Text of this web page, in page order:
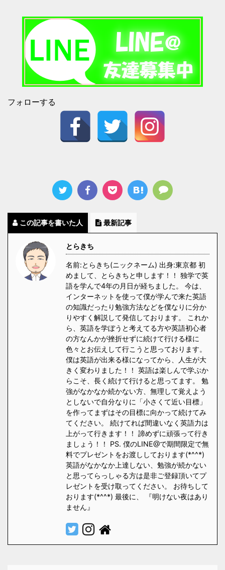
フォローする
この記事を書いた人 最新記事
とらきち
名前:とらきち(ニックネーム) 出身:東京都 初
めまして、とらきちと申します！！ 独学で英
語を学んで4年の月日が経ちました。 今は、
インターネットを使って僕が学んで来た英語
の知識だったり勉強方法などを僕なりに分か
りやすく解説して発信しております。 これか
ら、英語を学ぼうと考えてる方や英語初心者
の方なんかが挫折せずに続けて行ける様に
色々とお伝えして行こうと思っております。
僕は英語が出来る様になってから、人生が大
きく変わりました！！ 英語は楽しんで学ぶか
らこそ、長く続けて行けると思ってます。 勉
強がなかなか続かない方、無理して覚えよう
としないで自分なりに「小さくて近い目標」
を作ってまずはその目標に向かって続けてみ
てください。 続けてれば間違いなく英語力は
上がって行きます！！ 諦めずに頑張って行き
ましょう！！ PS. 僕のLINE@で期間限定で無
料でプレゼントをお渡ししております(*^^*)
英語がなかなか上達しない、勉強が続かない
と思ってらっしゃる方は是非ご登録頂いてプ
レゼントを受け取ってください。 お待ちして
おります(*^^*) 最後に、 『明けない夜はあり
ません』